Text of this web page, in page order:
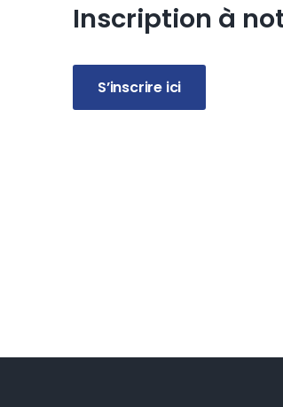
Inscription à
S’inscrire ici